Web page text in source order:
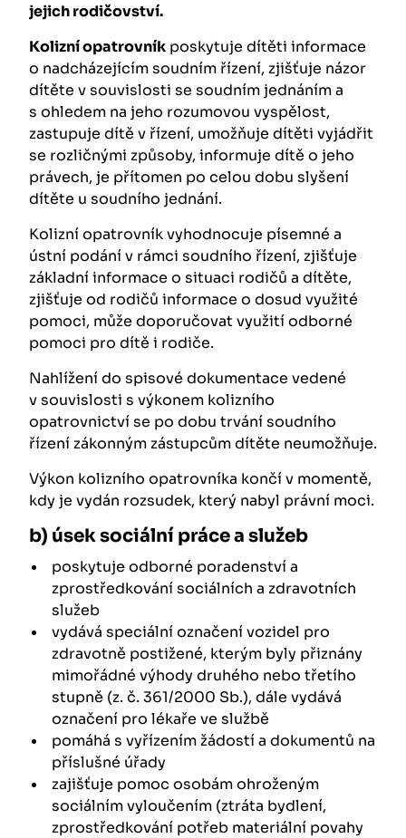
jejich rodičovství.
Kolizní opatrovník poskytuje dítěti informace
o nadcházejícím soudním řízení, zjišťuje názor
dítěte v souvislosti se soudním jednáním a
s ohledem na jeho rozumovou vyspělost,
zastupuje dítě v řízení, umožňuje dítěti vyjádřit
se rozličnými způsoby, informuje dítě o jeho
právech, je přítomen po celou dobu slyšení
dítěte u soudního jednání.
Kolizní opatrovník vyhodnocuje písemné a
ústní podání v rámci soudního řízení, zjišťuje
základní informace o situaci rodičů a dítěte,
zjišťuje od rodičů informace o dosud využité
pomoci, může doporučovat využití odborné
pomoci pro dítě i rodiče.
Nahlížení do spisové dokumentace vedené
v souvislosti s výkonem kolizního
opatrovnictví se po dobu trvání soudního
řízení zákonným zástupcům dítěte neumožňuje.
Výkon kolizního opatrovníka končí v momentě,
kdy je vydán rozsudek, který nabyl právní moci.
b) úsek sociální práce a služeb
poskytuje odborné poradenství a
zprostředkování sociálních a zdravotních
služeb
vydává speciální označení vozidel pro
zdravotně postižené, kterým byly přiznány
mimořádné výhody druhého nebo třetího
stupně (z. č. 361/2000 Sb.), dále vydává
označení pro lékaře ve službě
pomáhá s vyřízením žádostí a dokumentů na
příslušné úřady
zajišťuje pomoc osobám ohroženým
sociálním vyloučením (ztráta bydlení,
zprostředkování potřeb materiální povahy